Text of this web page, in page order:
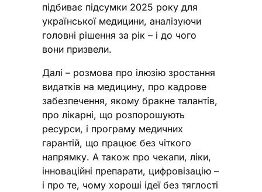
підбиває підсумки 2025 року для
української медицини, аналізуючи
головні рішення за рік – і до чого
вони призвели.
Далі – розмова про ілюзію зростання
видатків на медицину, про кадрове
забезпечення, якому бракне талантів,
про лікарні, що розпорошують
ресурси, і програму медичних
гарантій, що працює без чіткого
напрямку. А також про чекапи, ліки,
інноваційні препарати, цифровізацію –
і про те, чому хороші ідеї без тяглості